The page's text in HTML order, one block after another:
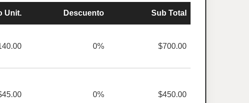
Unit. Descuento Sub Total
0% $700.00
0% $450.00